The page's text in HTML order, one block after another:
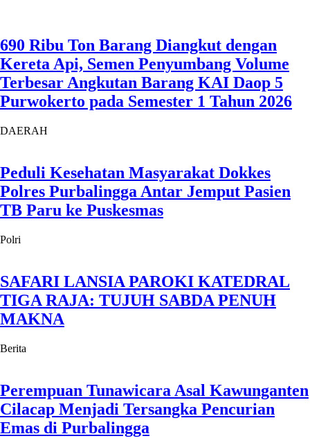
690 Ribu Ton Barang Diangkut dengan
Kereta Api, Semen Penyumbang Volume
Terbesar Angkutan Barang KAI Daop 5
Purwokerto pada Semester 1 Tahun 2026
DAERAH
Peduli Kesehatan Masyarakat Dokkes
Polres Purbalingga Antar Jemput Pasien
TB Paru ke Puskesmas
Polri
SAFARI LANSIA PAROKI KATEDRAL
TIGA RAJA: TUJUH SABDA PENUH
MAKNA
Berita
Perempuan Tunawicara Asal Kawunganten
Cilacap Menjadi Tersangka Pencurian
Emas di Purbalingga